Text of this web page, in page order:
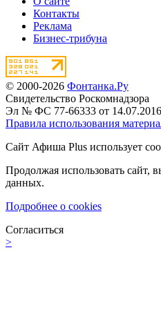
Контакты
Реклама
Бизнес-трибуна
© 2000-2026 Фонтанка.Ру
Свидетельство Роскомнадзора
Эл № ФС 77-66333 от 14.07.2016
Правила использования
Сайт Афиша Plus использует
Продолжая использовать сайт,
данных.
Подробнее о cookies
Согласиться
>